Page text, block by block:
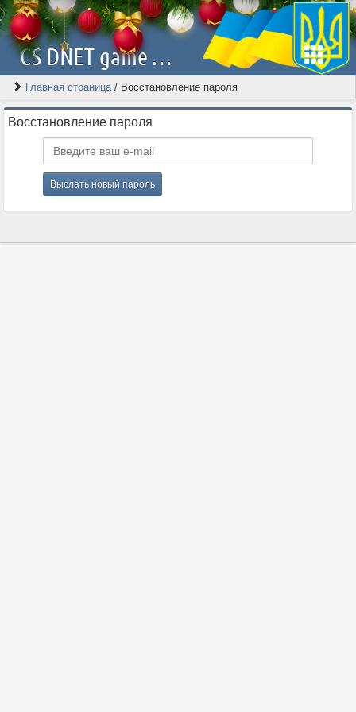
CS DNET game server | Скачать Counter-Strike 1.6 [2026]
Главная страница/ Восстановление пароля
Восстановление пароля